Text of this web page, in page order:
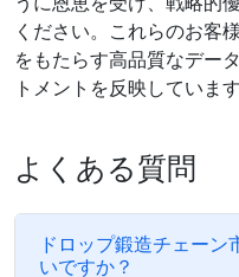
ください。これらのお客
をもたらす高品質なデー
トメントを反映しています
よくある質問
ドロップ鍛造チェー
いですか？